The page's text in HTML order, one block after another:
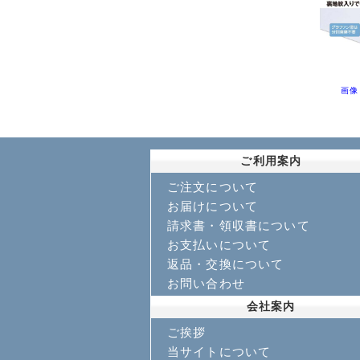
画像
ご利用案内
ご注文について
お届けについて
請求書・領収書について
お支払いについて
返品・交換について
お問い合わせ
会社案内
ご挨拶
当サイトについて